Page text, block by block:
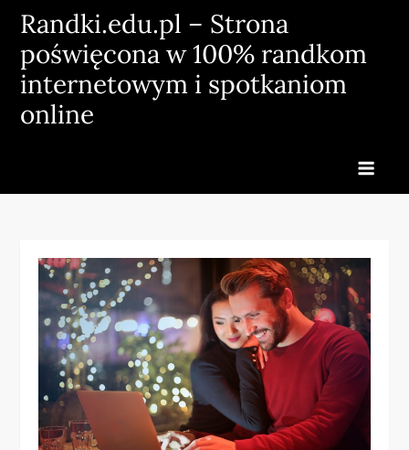
Skip
content
Randki.edu.pl – Strona
poświęcona w 100% randkom
internetowym i spotkaniom
online